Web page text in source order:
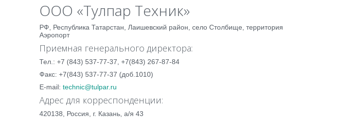
ООО «Тулпар Техник»
РФ, Республика Татарстан, Лаишевский район, село Столбище, территория
Аэропорт
Приемная генерального директора:
Тел.: +7 (843) 537-77-37, +7(843) 267-87-84
Факс: +7(843) 537-77-37 (доб.1010)
E-mail: technic@tulpar.ru
Адрес для корреспонденции:
420138, Россия, г. Казань, а/я 43